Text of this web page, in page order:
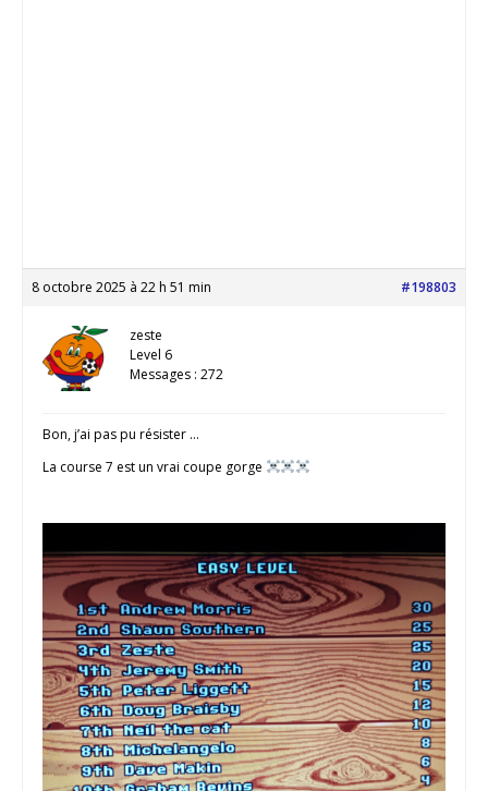
8 octobre 2025 à 22 h 51 min #198803
zeste
Level 6
Messages : 272
Bon, j’ai pas pu résister …
La course 7 est un vrai coupe gorge